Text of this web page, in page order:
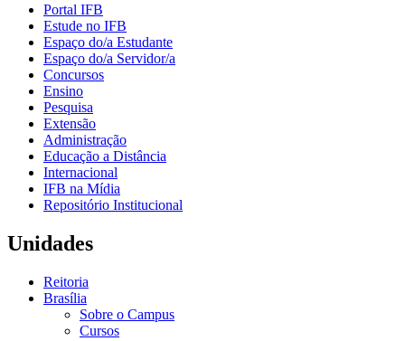
Portal IFB
Estude no IFB
Espaço do/a Estudante
Espaço do/a Servidor/a
Concursos
Ensino
Pesquisa
Extensão
Administração
Educação a Distância
Internacional
IFB na Mídia
Repositório Institucional
Unidades
Reitoria
Brasília
Sobre o Campus
Cursos